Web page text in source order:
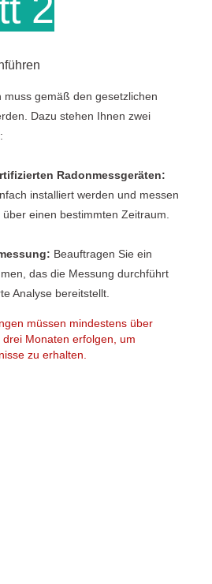
muss gemäß den gesetzlichen
Dazu stehen Ihnen zwei
Radonmessgeräten:
installiert werden und messen
einen bestimmten Zeitraum.
Beauftragen Sie ein
das die Messung durchführt
Analyse bereitstellt.
müssen mindestens über
Monaten erfolgen, um
zu erhalten.